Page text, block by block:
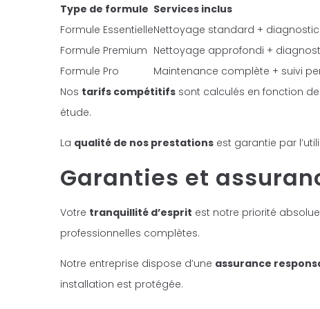
Type de formule Services inclus
Formule EssentielleNettoyage standard + diagnostic
Formule Premium Nettoyage approfondi +
Formule Pro
Maintenance complète + suivi
Nos tarifs compétitifs sont calculés en fonction
étude.
La qualité de nos prestations est garantie par
Garanties et
Votre tranquillité d’esprit est notre priorité
professionnelles complètes.
Notre entreprise dispose d’une assurance
installation est protégée.